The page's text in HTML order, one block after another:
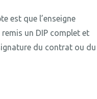
est que l’enseigne
remis un DIP complet et
du contrat ou du